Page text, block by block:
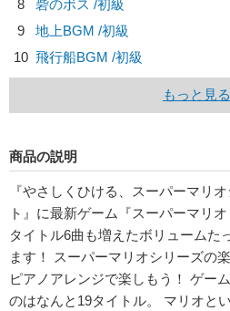
8
砦のボス /初級
9
地上BGM /初級
10 飛行船BGM /初級
もっと見る
商品の説明
『やさしくひける、スーパーマリ
ト』に最新ゲーム『スーパーマリ
タイトル6曲も増えたボリュームた
ます！ スーパーマリオシリーズの
ピアノアレンジで楽しもう！ ゲー
のはなんと19タイトル。 マリオと